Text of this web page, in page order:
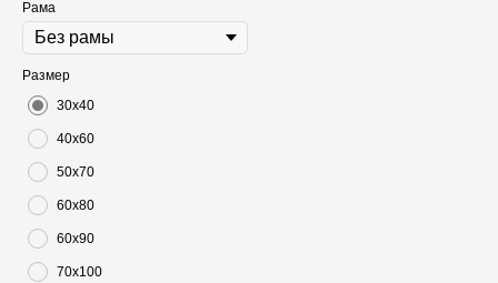
Рама
Размер
30х40
40х60
50х70
60х80
60х90
70х100